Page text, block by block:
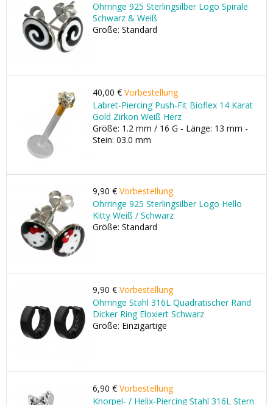
Ohrringe 925 Sterlingsilber Logo Spirale
Schwarz & Weiß
Größe: Standard
40,00 € Vorbestellung
Labret-Piercing Push-Fit Bioflex 14 Karat
Gold Zirkon Weiß Herz
Größe: 1.2 mm / 16 G - Länge: 13 mm -
Stein: 03.0 mm
9,90 € Vorbestellung
Ohrringe 925 Sterlingsilber Logo Hello
Kitty Weiß / Schwarz
Größe: Standard
9,90 € Vorbestellung
Ohrringe Stahl 316L Quadratischer Rand
Dicker Ring Eloxiert Schwarz
Größe: Einzigartige
6,90 € Vorbestellung
Knorpel- / Helix-Piercing Stahl 316L Stern